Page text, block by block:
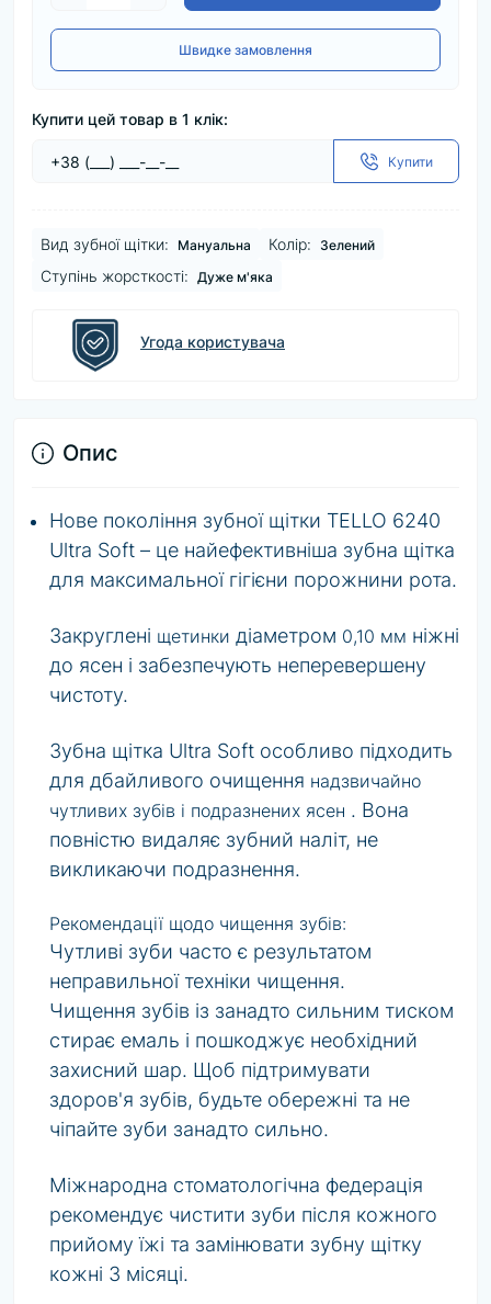
Швидке замовлення
Купити цей товар в 1 клік:
Купити
Вид зубної щітки: Мануальна Колір: Зелений
Ступінь жорсткості: Дуже м'яка
Угода користувача
Опис
Нове покоління зубної щітки TELLO 6240
Ultra Soft – це найефективніша зубна щітка
для максимальної гігієни порожнини рота.
Закруглені щетинки діаметром 0,10 мм ніжні
до ясен і забезпечують неперевершену
чистоту.
Зубна щітка Ultra Soft особливо підходить
для дбайливого очищення надзвичайно
чутливих зубів і подразнених ясен . Вона
повністю видаляє зубний наліт, не
викликаючи подразнення.
Рекомендації щодо чищення зубів:
Чутливі зуби часто є результатом
неправильної техніки чищення.
Чищення зубів із занадто сильним тиском
стирає емаль і пошкоджує необхідний
захисний шар. Щоб підтримувати
здоров'я зубів, будьте обережні та не
чіпайте зуби занадто сильно.
Міжнародна стоматологічна федерація
рекомендує чистити зуби після кожного
прийому їжі та замінювати зубну щітку
кожні 3 місяці.